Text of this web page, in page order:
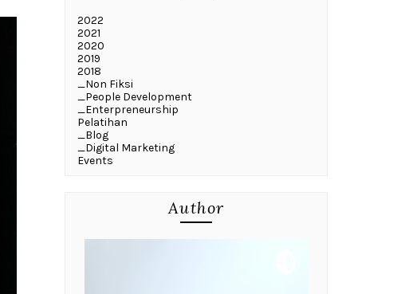
2022
2021
2020
2019
2018
_Non Fiksi
_People Development
_Enterpreneurship
Pelatihan
_Blog
_Digital Marketing
Events
Author